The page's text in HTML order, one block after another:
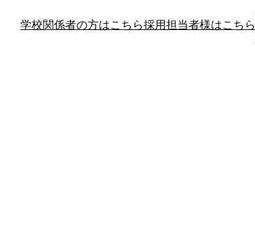
学校関係者の方はこちら採用担当者様はこちら